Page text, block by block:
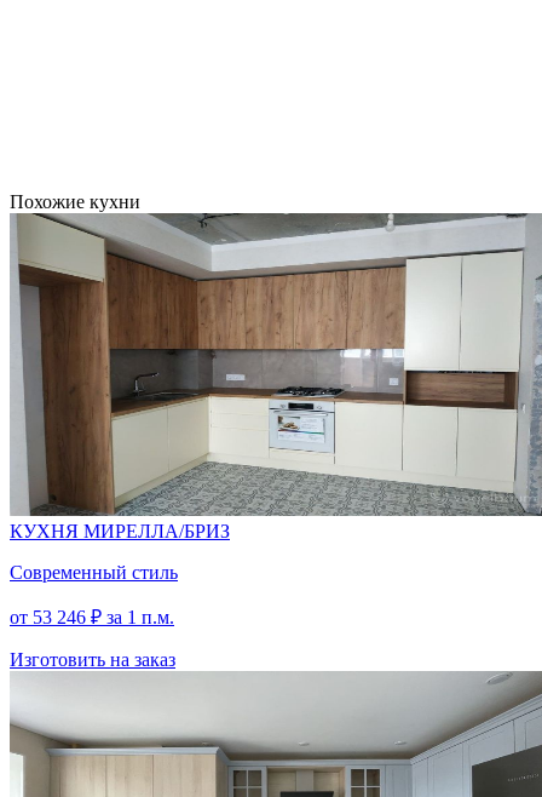
КАШЕМИР
СЕРЫЙ
КУБАНИТ
СЕРЫЙ
Похожие кухни
КУХНЯ МИРЕЛЛА/БРИЗ
Современный стиль
от 53 246 ₽ за 1 п.м.
Изготовить на заказ